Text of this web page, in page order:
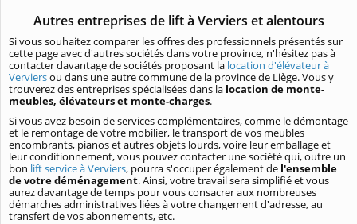
Autres entreprises de lift à Verviers et alentours
Si vous souhaitez comparer les offres des professionnels présentés sur
cette page avec d'autres sociétés dans votre province, n'hésitez pas à
contacter davantage de sociétés proposant la location d'élévateur à
Verviersou dans une autre commune de la province de Liège. Vous y
trouverez des entreprises spécialisées dans la location de monte-
meubles, élévateurs et monte-charges.
Si vous avez besoin de services complémentaires, comme le démontage
et le remontage de votre mobilier, le transport de vos meubles
encombrants, pianos et autres objets lourds, voire leur emballage et
leur conditionnement, vous pouvez contacter une société qui, outre un
bon lift service à Verviers, pourra s'occuper également de l'ensemble
de votre déménagement. Ainsi, votre travail sera simplifié et vous
aurez davantage de temps pour vous consacrer aux nombreuses
démarches administratives liées à votre changement d'adresse, au
transfert de vos abonnements, etc.